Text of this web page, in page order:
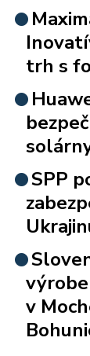
trh s
SPP
v